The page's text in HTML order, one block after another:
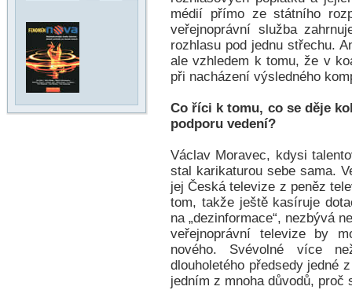
médií přímo ze státního
veřejnoprávní služba
rozhlasu pod jednu střechu.
ale vzhledem k tomu, že v
při nacházení výsledného
Co říci k tomu, co se děje
podporu vedení?
Václav Moravec, kdysi
stal karikaturou sebe sama.
jej Česká televize z peněz
tom, takže ještě kasíruje
na „dezinformace“, nezbývá
veřejnoprávní televize by
nového. Svévolné více
dlouholetého předsedy jedné
jedním z mnoha důvodů,